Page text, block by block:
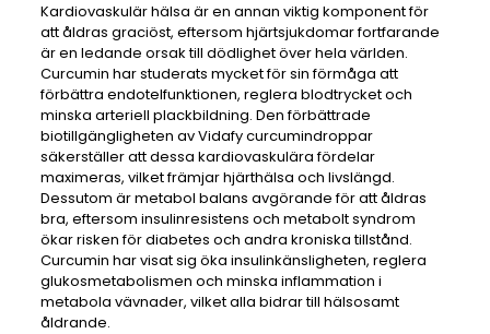
Kardiovaskulär hälsa är en annan viktig komponent för
att åldras graciöst, eftersom hjärtsjukdomar fortfarande
är en ledande orsak till dödlighet över hela världen.
Curcumin har studerats mycket för sin förmåga att
förbättra endotelfunktionen, reglera blodtrycket och
minska arteriell plackbildning. Den förbättrade
biotillgängligheten av Vidafy curcumindroppar
säkerställer att dessa kardiovaskulära fördelar
maximeras, vilket främjar hjärthälsa och livslängd.
Dessutom är metabol balans avgörande för att åldras
bra, eftersom insulinresistens och metabolt syndrom
ökar risken för diabetes och andra kroniska tillstånd.
Curcumin har visat sig öka insulinkänsligheten, reglera
glukosmetabolismen och minska inflammation i
metabola vävnader, vilket alla bidrar till hälsosamt
åldrande.